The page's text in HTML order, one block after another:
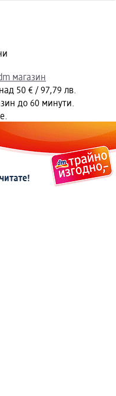
магазин
50 € / 97,79 лв.
до 60 минути.